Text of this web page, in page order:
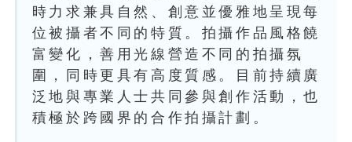
時力求兼具自然、創意並優雅地呈現每
位被攝者不同的特質。拍攝作品風格饒
富變化，善用光線營造不同的拍攝氛
圍，同時更具有高度質感。目前持續廣
泛地與專業人士共同參與創作活動，也
積極於跨國界的合作拍攝計劃。